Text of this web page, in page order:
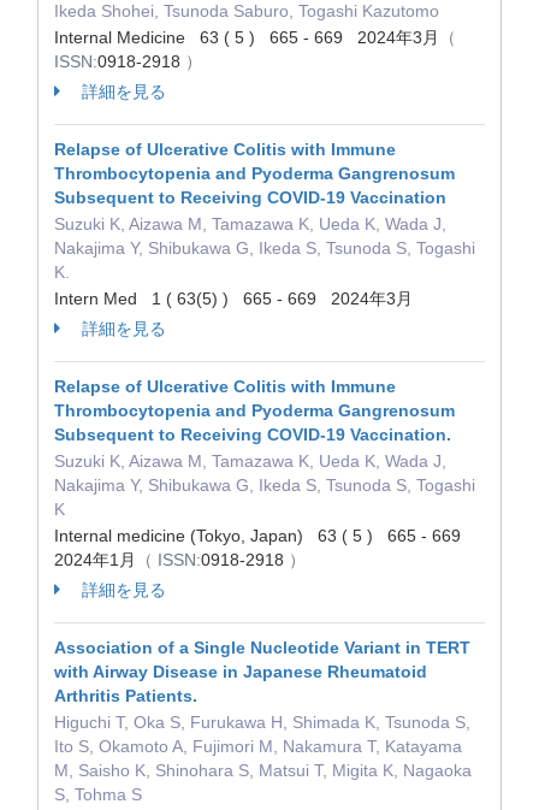
Ikeda Shohei, Tsunoda Saburo, Togashi Kazutomo
Internal Medicine 63 ( 5 ) 665 - 669 2024年3月
（
ISSN:0918-2918 ）
詳細を見る
Relapse of Ulcerative Colitis with Immune
Thrombocytopenia and Pyoderma Gangrenosum
Subsequent to Receiving COVID-19 Vaccination
Suzuki K, Aizawa M, Tamazawa K, Ueda K, Wada J,
Nakajima Y, Shibukawa G, Ikeda S, Tsunoda S, Togashi
K.
Intern Med 1 ( 63(5) ) 665 - 669 2024年3月
詳細を見る
Relapse of Ulcerative Colitis with Immune
Thrombocytopenia and Pyoderma Gangrenosum
Subsequent to Receiving COVID-19 Vaccination.
Suzuki K, Aizawa M, Tamazawa K, Ueda K, Wada J,
Nakajima Y, Shibukawa G, Ikeda S, Tsunoda S, Togashi
K
Internal medicine (Tokyo, Japan) 63 ( 5 ) 665 - 669
2024年1月
（ ISSN:0918-2918 ）
詳細を見る
Association of a Single Nucleotide Variant in TERT
with Airway Disease in Japanese Rheumatoid
Arthritis Patients.
Higuchi T, Oka S, Furukawa H, Shimada K, Tsunoda S,
Ito S, Okamoto A, Fujimori M, Nakamura T, Katayama
M, Saisho K, Shinohara S, Matsui T, Migita K, Nagaoka
S, Tohma S